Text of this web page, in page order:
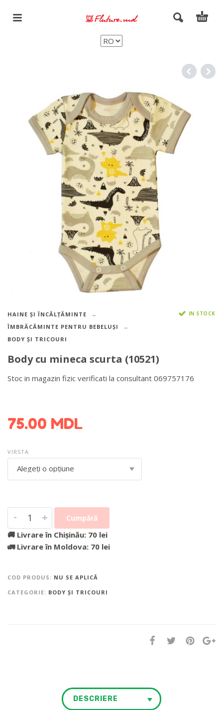
HAINE ȘI ÎNCĂLȚĂMINTE
ÎMBRĂCĂMINTE PENTRU BEBELUȘI
BODY ȘI TRICOURI
IN STOCK
Body cu mineca scurta (10521)
Stoc in magazin fizic verificati la consultant 069757176
75.00 MDL
VIRSTA
Alegeți o opțiune
- + Cumpără
🚚 Livrare în Chișinău: 70 lei
🚛 Livrare în Moldova: 70 lei
COD PRODUS: NU SE APLICĂ
CATEGORIE: BODY ȘI TRICOURI
DESCRIERE